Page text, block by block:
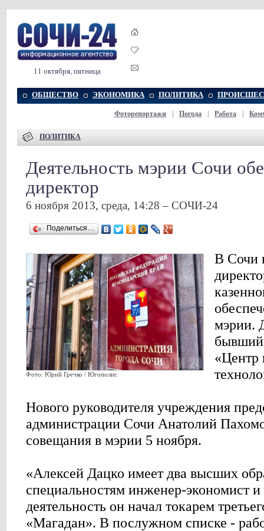
11 октября, пятница
ОБЩЕСТВО ЭКОНОМИКА ПОЛИТИКА
Фоторепортажи Погода Работа
ПОЛИТИКА
Деятельность мэрии Сочи
директор
6 ноября 2013, среда, 14:28 – СОЧИ-24
Поделиться…
Фото: Юрий Гречко / Югополис
В Сочи
мэрии.
«Центр
Нового руководителя учреждения
администрации Сочи Анатолий
совещания в мэрии 5 ноября.
«Алексей Дацко имеет два высших
специальностям инженер-экономист
деятельность он начал токарем
«Магадан». В послужном списке -